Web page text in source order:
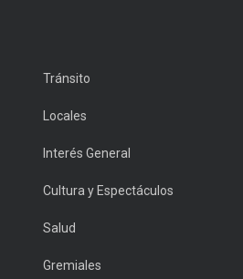
Tránsito
Locales
Interés General
Cultura y Espectáculos
Salud
Gremiales